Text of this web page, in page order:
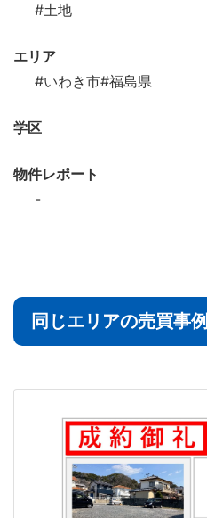
#土地
エリア
#いわき市#福島県
学区
物件レポート
-
同じエリアの売買事例